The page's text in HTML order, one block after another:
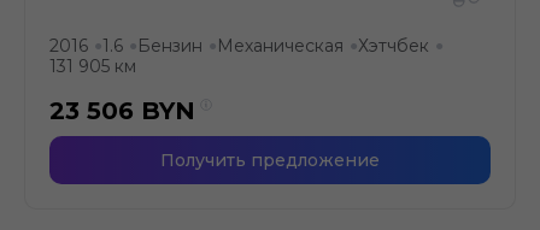
2016 ●1.6 ● Бензин ● Механическая ●Хэтчбек ●
131 905 км
23 506 BYN
Получить предложение